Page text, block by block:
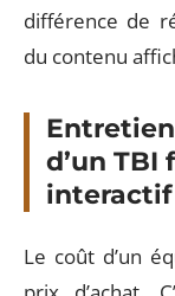
différence de
du contenu
d’un TBI
interactif
Le coût d’un